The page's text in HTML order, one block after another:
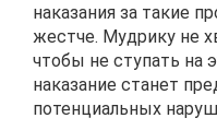
наказания за такие
жестче. Мудрику не
чтобы не ступать на
наказание станет
потенциальных